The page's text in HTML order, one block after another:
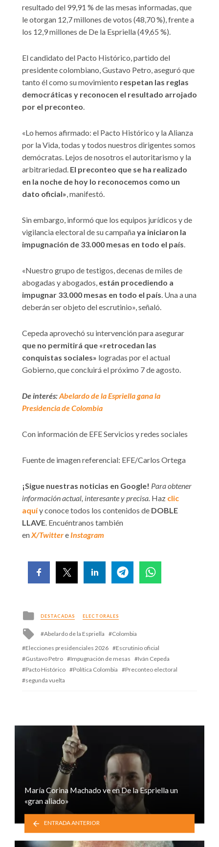
resultado del 99,91 % de las mesas informadas, que
le otorgan 12,7 millones de votos (48,70 %), frente a
los 12,9 millones de De la Espriella (49,65 %).
El candidato del Pacto Histórico, partido del
presidente colombiano, Gustavo Petro, aseguró que
tanto él como su movimiento respetan las reglas
democráticas y reconocen el resultado arrojado
por el preconteo
«Lo hemos afirmado: el Pacto Histórico y la Alianza
por la Vida, todas y todos nuestros dirigentes somos
demócratas. Lejos de nosotros el autoritarismo y la
arbitrariedad. El preconteo que se ha realizado
en la noche de hoy lo reconocemos como un
dato oficial» , manifestó.
Sin embargo, informó que los equipos jurídicos y de
vigilancia electoral de su campañaya iniciaron la
impugnación de 33.000 mesas en todo el país
«Nuestro grupo de testigos, decenas de miles de
abogadas y abogados, están procediendo a
impugnar 33.000 mesas en todo el país . Una a una
deberán ser objeto del escrutinio», señaló.
Cepeda aprovechó su intervención para asegurar
que no permitirá que «retrocedan las
conquistas sociales» logradas por el actual
Gobierno, que concluirá el próximo 7 de agosto.
De interés:Abelardo de la Espriella gana la
Presidencia de Colombia
Con información de EFE Servicios y redes sociales
Fuente de imagen referencial: EFE/Carlos Ortega
¡Sigue nuestras noticias en Google! Para obtener
información actual, interesante y precisa. Haz clic
aquíy conoce todos los contenidos de DOBLE
LLAVE . Encuéntranos también
en X/Twittere Instagram
Posted
in
DESTACADAS ELECTORALES
Tagged
with
Abelardo de la Espriella
Colombia
Elecciones presidenciales 2026
Escrutinio oficial
Gustavo Petro
Impugnación de mesas
Iván Cepeda
Pacto Histórico
Política Colombia
Preconteo electoral
segunda vuelta
María Corina Machado ve en De la Espriella un
«gran aliado»
ENTRADA ANTERIOR